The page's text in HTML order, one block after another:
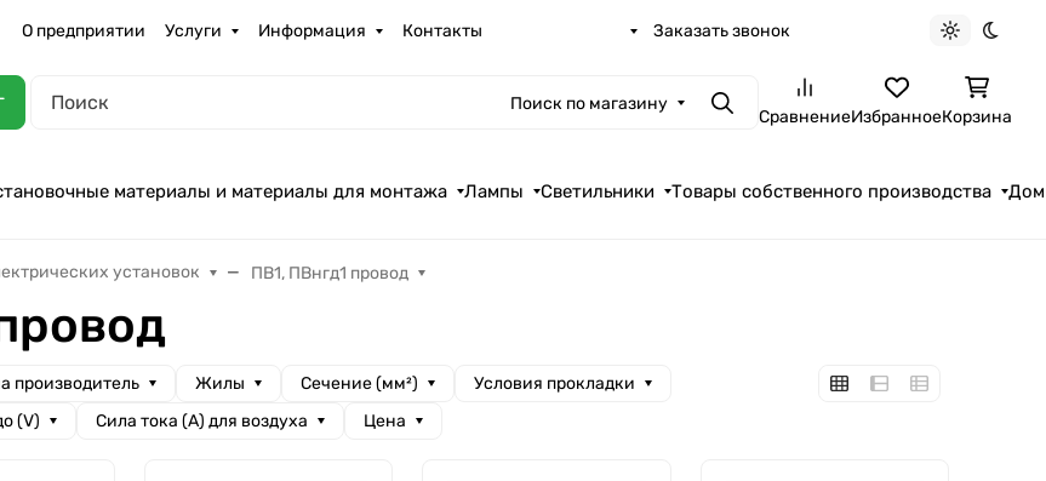
О предприятии Услуги Информация Контакты Заказать звонок
Светлая
Поиск по магазину ПоискСравнениеИзбранноеКорзина
материалы и материалы для монтажа Лампы Светильники Товары собственного производства Дом
установок ПВ1, ПВнгд1 провод
производитель Жилы Сечение (мм²)
Условия прокладки
(V)
Сила тока (А) для воздуха Цена